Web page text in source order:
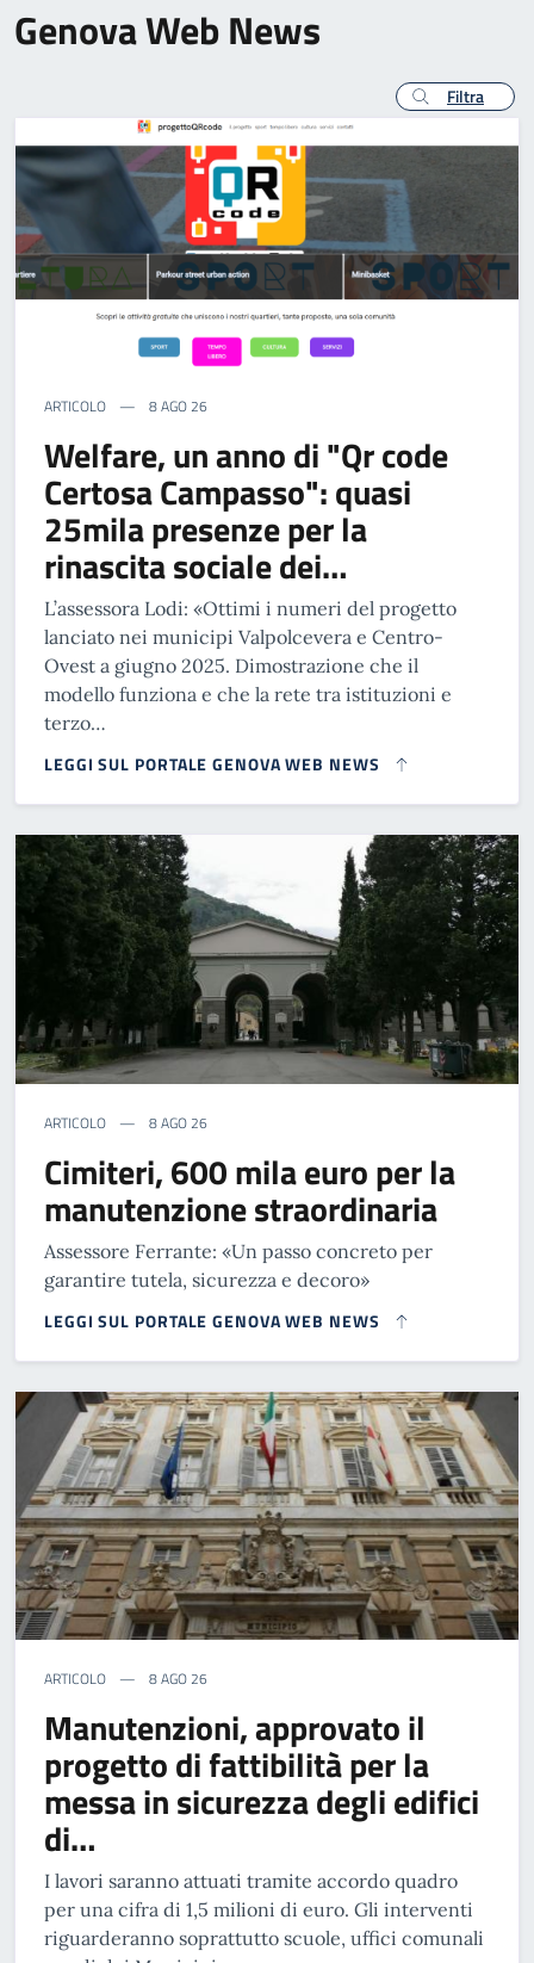
Genova Web News
Filtra
ARTICOLO 8 AGO 26
Welfare, un anno di "Qr code
Certosa Campasso": quasi
25mila presenze per la
rinascita sociale dei…
L’assessora Lodi: «Ottimi i numeri del progetto
lanciato nei municipi Valpolcevera e Centro-
Ovest a giugno 2025. Dimostrazione che il
modello funziona e che la rete tra istituzioni e
terzo…
LEGGI SUL PORTALE GENOVA WEB NEWS
ARTICOLO 8 AGO 26
Cimiteri, 600 mila euro per la
manutenzione straordinaria
Assessore Ferrante: «Un passo concreto per
garantire tutela, sicurezza e decoro»
LEGGI SUL PORTALE GENOVA WEB NEWS
ARTICOLO 8 AGO 26
Manutenzioni, approvato il
progetto di fattibilità per la
messa in sicurezza degli edifici
di…
I lavori saranno attuati tramite accordo quadro
per una cifra di 1,5 milioni di euro. Gli interventi
riguarderanno soprattutto scuole, uffici comunali